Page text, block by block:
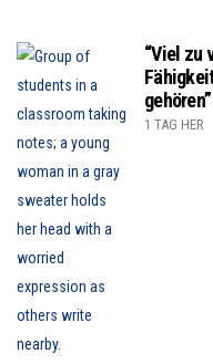
“Viel zu
gehören”
1 TAG HER